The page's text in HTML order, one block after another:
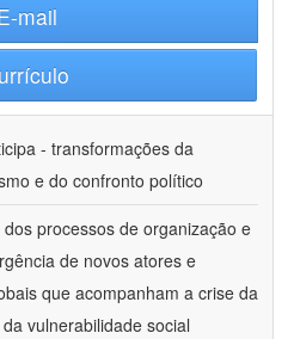
mail
- transformações da
e do confronto político
processos de organização e
de novos atores e
que acompanham a crise da
vulnerabilidade social